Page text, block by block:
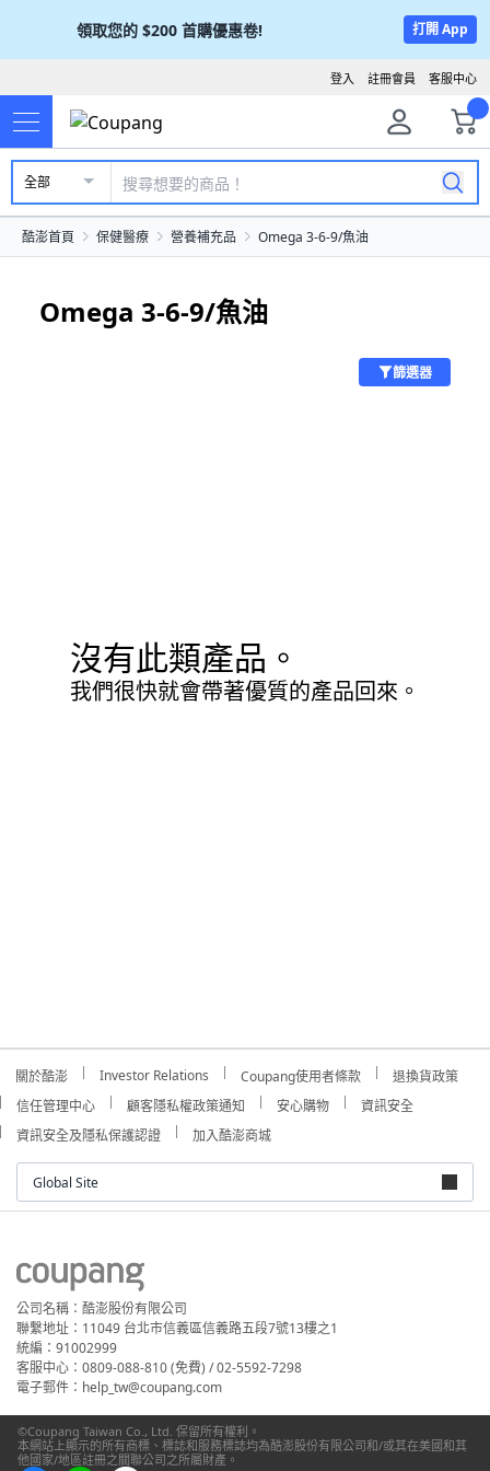
領取您的 $200 首購優惠卷! 打開 App
客服中心
註冊會員
登入
全部
酷澎首頁 保健醫療 營養補充品 Omega 3-6-9/魚油
Omega 3-6-9/魚油
篩選器
沒有此類產品。
我們很快就會帶著優質的產品回來。
關於酷澎 Investor Relations Coupang使用者條款
退換貨政策
信任管理中心
顧客隱私權政策通知 安心購物
資訊安全
資訊安全及隱私保護認證
加入酷澎商城
Global Site
公司名稱：酷澎股份有限公司
聯繫地址：11049 台北市信義區信義路五段7號13樓之1
統編：91002999
客服中心：0809-088-810 (免費) / 02-5592-7298
電子郵件：help_tw@coupang.com
©Coupang Taiwan Co., Ltd. 保留所有權利。
本網站上顯示的所有商標、標誌和服務標誌均為酷澎股份有限公司和/或其在美國和其
他國家/地區註冊之關聯公司之所屬財產。